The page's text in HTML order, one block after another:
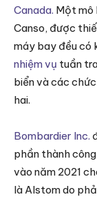
Canada. Một mô
Canso, được
máy bay đều có
nhiệm vụ tuần
biển và các
hai.
Bombardier Inc.
phần thành
vào năm 2021
là Alstom do